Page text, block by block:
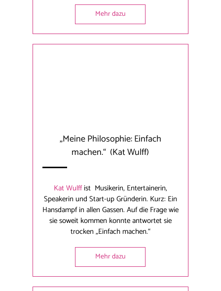
Mehr dazu
„Meine Philosophie: Einfach
machen.“ (Kat Wulff)
Kat Wulffist Musikerin, Entertainerin,
Speakerin und Start-up Gründerin. Kurz: Ein
Hansdampf in allen Gassen. Auf die Frage wie
sie soweit kommen konnte antwortet sie
trocken „Einfach machen.“
Mehr dazu